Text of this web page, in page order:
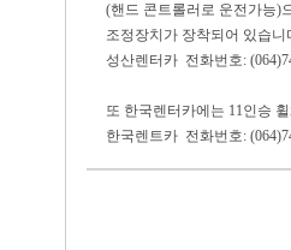
(핸드 콘트롤러로 운전가능)
조정장치가 장착되어 있습
성산렌터카 전화번호:
또 한국렌터카에는 11인승
한국렌트카 전화번호: